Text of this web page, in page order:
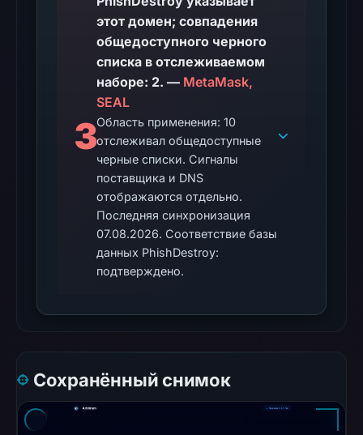
200)
on
Aug
6,
at
22:14
UTC.
The
response
may
differ
between
visitors
Other
3
этот домен; совпадения
общедоступного черного
списка в отслеживаемом
наборе: 2. — MetaMask,
SEAL
Область применения: 10
отслеживал общедоступные
черные списки. Сигналы
поставщика и DNS
отображаются отдельно.
Последняя синхронизация
07.08.2026. Соответствие базы
данных PhishDestroy:
подтверждено.
Сохранённый снимок